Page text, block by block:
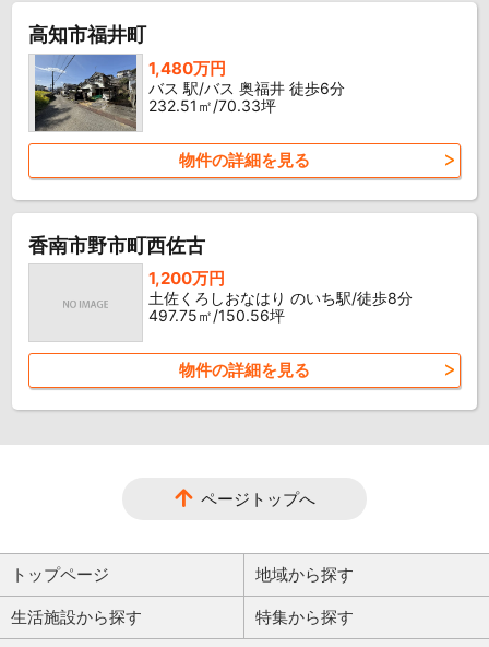
高知市福井町
1,480万円
バス 駅/バス 奥福井 徒歩6分
232.51㎡/70.33坪
物件の詳細を見る
香南市野市町西佐古
1,200万円
土佐くろしおなはり のいち駅/徒歩8分
497.75㎡/150.56坪
物件の詳細を見る
ページトップへ
トップページ 地域から探す
生活施設から探す 特集から探す